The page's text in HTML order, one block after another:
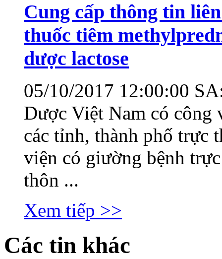
Cung cấp thông tin
thuốc tiêm
dược lactose
05/10/2017 12:00:00
Dược Việt Nam có
các tỉnh, thành phố trực
viện có giường bệnh
thôn ...
Xem tiếp >>
Các tin khác